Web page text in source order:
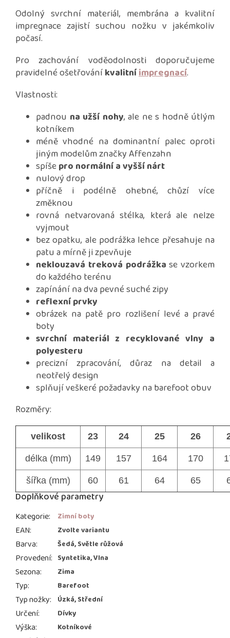
Odolný svrchní materiál, membrána a kvalitní
impregnace zajistí suchou nožku v jakémkoliv
počasí.
Pro zachování voděodolnosti doporučujeme
pravidelné ošetřováníkvalitníimpregnací.
Vlastnosti:
padnou na užší nohy, ale ne s hodně útlým
kotníkem
méně vhodné na dominantní palec oproti
jiným modelům značky Affenzahn
spíše pro normální a vyšší nárt
nulový drop
příčně i podélně ohebné, chůzí více
změknou
rovná netvarovaná stélka, která ale nelze
vyjmout
bez opatku, ale podrážka lehce přesahuje na
patu a mírně ji zpevňuje
neklouzavá treková podrážka se vzorkem
do každého terénu
zapínání na dva pevné suché zipy
reflexní prvky
obrázek na patě pro rozlišení levé a pravé
boty
svrchní materiál z recyklované vlny a
polyesteru
precizní zpracování, důraz na detail a
neotřelý design
splňují veškeré požadavky na barefoot obuv
Rozměry:
velikost 23 24 25 26
délka (mm) 149 157 164 170
šířka (mm) 60 61 64 65
Doplňkové parametry
Kategorie: Zimní boty
EAN: Zvolte variantu
Barva: Šedá, Světle růžová
Provedení: Syntetika, Vlna
Sezona: Zima
Typ: Barefoot
Typ nožky: Úzká, Střední
Určení: Dívky
Výška: Kotníkové